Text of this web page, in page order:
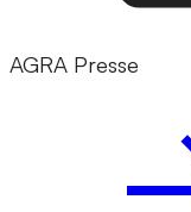
AGRA Presse